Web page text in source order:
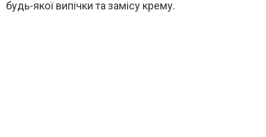
будь-якої випічки та замісу крему.